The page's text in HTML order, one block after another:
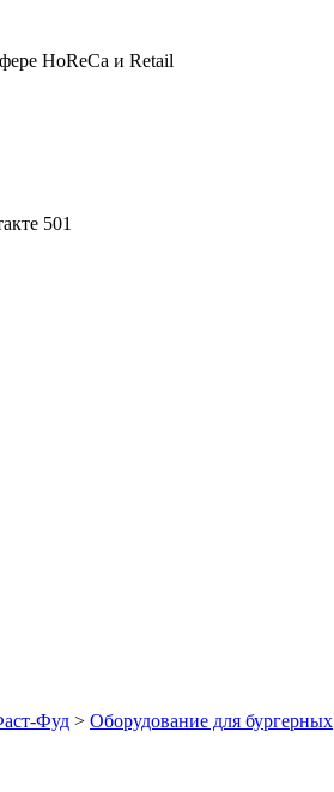
HoReCa и Retail
Фуд > Оборудование для бургерных